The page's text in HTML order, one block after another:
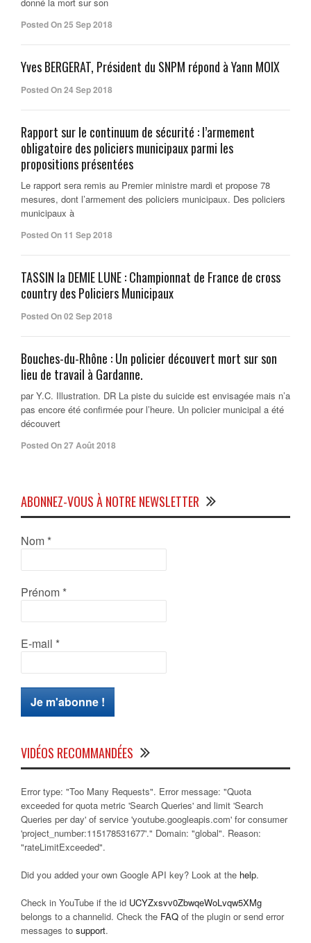
Posted On 25 Sep 2018
Yves BERGERAT, Président du SNPM répond à Yann MOIX
Posted On 24 Sep 2018
Rapport sur le continuum de sécurité : l’armement
obligatoire des policiers municipaux parmi les
propositions présentées
Le rapport sera remis au Premier ministre mardi et propose 78
mesures, dont l’armement des policiers municipaux. Des policiers
municipaux à
Posted On 11 Sep 2018
TASSIN la DEMIE LUNE : Championnat de France de cross
country des Policiers Municipaux
Posted On 02 Sep 2018
Bouches-du-Rhône : Un policier découvert mort sur son
lieu de travail à Gardanne.
par Y.C. Illustration. DR La piste du suicide est envisagée mais n’a
pas encore été confirmée pour l’heure. Un policier municipal a été
découvert
Posted On 27 Août 2018
ABONNEZ-VOUS À NOTRE NEWSLETTER
Nom *
Prénom *
E-mail *
VIDÉOS RECOMMANDÉES
Error type: "Too Many Requests". Error message: "Quota
exceeded for quota metric 'Search Queries' and limit 'Search
Queries per day' of service 'youtube.googleapis.com' for consumer
'project_number:115178531677'." Domain: "global". Reason:
"rateLimitExceeded".
Did you added your own Google API key? Look at the help.
Check in YouTube if the id UCYZxsvv0ZbwqeWoLvqw5XMg
belongs to a channelid. Check the FAQ of the plugin or send error
messages to support.